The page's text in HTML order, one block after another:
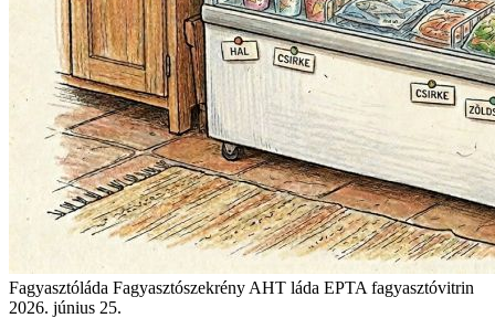
Fagyasztóláda Fagyasztószekrény AHT láda EPTA fagyasztóvitrin
2026. június 25.